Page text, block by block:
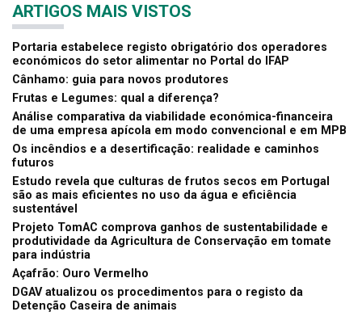
ARTIGOS MAIS VISTOS
Portaria estabelece registo obrigatório dos operadores
económicos do setor alimentar no Portal do IFAP
Cânhamo: guia para novos produtores
Frutas e Legumes: qual a diferença?
Análise comparativa da viabilidade económica-financeira
de uma empresa apícola em modo convencional e em MPB
Os incêndios e a desertificação: realidade e caminhos
futuros
Estudo revela que culturas de frutos secos em Portugal
são as mais eficientes no uso da água e eficiência
sustentável
Projeto TomAC comprova ganhos de sustentabilidade e
produtividade da Agricultura de Conservação em tomate
para indústria
Açafrão: Ouro Vermelho
DGAV atualizou os procedimentos para o registo da
Detenção Caseira de animais